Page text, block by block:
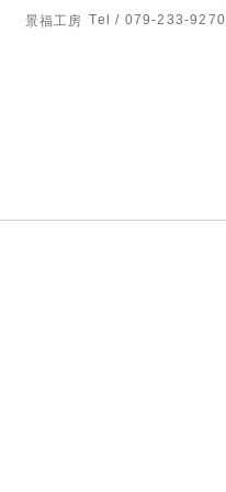
景福工房 Tel / 079-233-9270